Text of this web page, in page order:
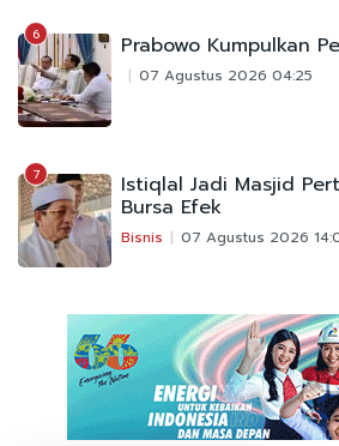
6 Prabowo Kumpulkan
07 Agustus 2026 04:25
7 Istiqlal Jadi Masjid
Bursa Efek
Bisnis 07 Agustus 2026